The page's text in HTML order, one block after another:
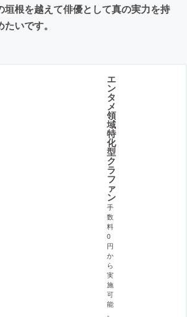
垣根を越えて俳優として真の実力を持
いです。
エ
ン
タ
メ
領
域
特
化
型
ク
ラ
フ
ァ
ン
手
数
料
0
円
か
ら
実
施
可
能